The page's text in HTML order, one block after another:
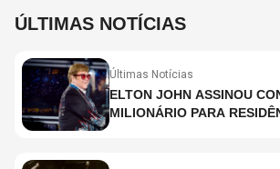
ÚLTIMAS NOTÍCIAS
Últimas Notícias
ELTON JOHN ASSINOU
MILIONÁRIO PARA